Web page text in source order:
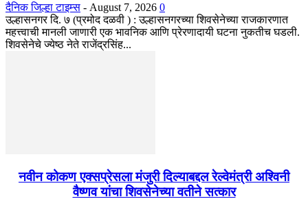
दैनिक जिल्हा टाइम्स - August 7, 2026 0
उल्हासनगर दि. ७ (प्रमोद दळवी ) : उल्हासनगरच्या शिवसेनेच्या राजकारणात
महत्त्वाची मानली जाणारी एक भावनिक आणि प्रेरणादायी घटना नुकतीच घडली.
शिवसेनेचे ज्येष्ठ नेते राजेंद्रसिंह...
नवीन कोकण एक्सप्रेसला मंजुरी दिल्याबद्दल रेल्वेमंत्री अश्विनी
वैष्णव यांचा शिवसेनेच्या वतीने सत्कार